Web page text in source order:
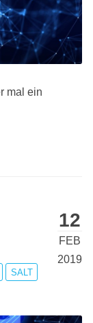
mal ein
12
FEB
2019
SALT